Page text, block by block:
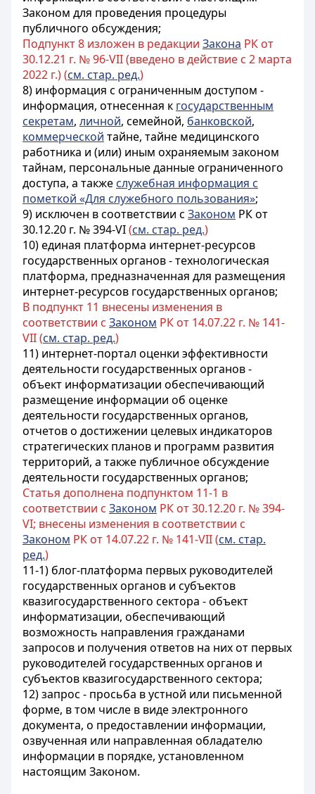
Законом для проведения процедуры
публичного обсуждения;
Подпункт 8 изложен в редакции Закона РК от
30.12.21 г. № 96-VII (введено в действие с 2 марта
2022 г.) (см. стар. ред.)
8) информация с ограниченным доступом -
информация, отнесенная к государственным
секретам, личной, семейной, банковской,
коммерческой тайне, тайне медицинского
работника и (или) иным охраняемым законом
тайнам, персональные данные ограниченного
доступа, а также служебная информация с
пометкой «Для служебного пользования»;
9) исключен в соответствии с Законом РК от
30.12.20 г. № 394-VI(см. стар. ред.)
10) единая платформа интернет-ресурсов
государственных органов - технологическая
платформа, предназначенная для размещения
интернет-ресурсов государственных органов;
В подпункт 11 внесены изменения в
соответствии с Законом РК от 14.07.22 г. № 141-
VII (см. стар. ред.)
11) интернет-портал оценки эффективности
деятельности государственных органов -
объект информатизации обеспечивающий
размещение информации об оценке
деятельности государственных органов,
отчетов о достижении целевых индикаторов
стратегических планов и программ развития
территорий, а также публичное обсуждение
деятельности государственных органов;
Статья дополнена подпунктом 11-1 в
соответствии с Законом РК от 30.12.20 г. № 394-
VI; внесены изменения в соответствии с
Законом РК от 14.07.22 г. № 141-VII (см. стар.
ред.)
11-1) блог-платформа первых руководителей
государственных органов и субъектов
квазигосударственного сектора - объект
информатизации, обеспечивающий
возможность направления гражданами
запросов и получения ответов на них от первых
руководителей государственных органов и
субъектов квазигосударственного сектора;
12) запрос - просьба в устной или письменной
форме, в том числе в виде электронного
документа, о предоставлении информации,
озвученная или направленная обладателю
информации в порядке, установленном
настоящим Законом.